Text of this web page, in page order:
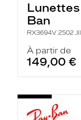
Ban
RX3694V 2502
À partir de
149,00 €